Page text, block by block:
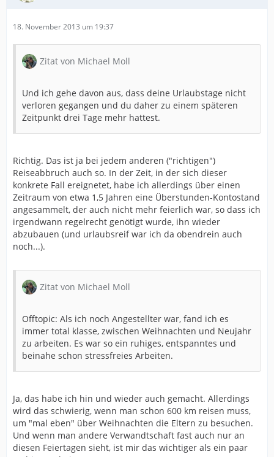
18. November 2013 um 19:37
Zitat von Michael Moll
Und ich gehe davon aus, dass deine Urlaubstage nicht
verloren gegangen und du daher zu einem späteren
Zeitpunkt drei Tage mehr hattest.
Richtig. Das ist ja bei jedem anderen ("richtigen")
Reiseabbruch auch so. In der Zeit, in der sich dieser
konkrete Fall ereignetet, habe ich allerdings über einen
Zeitraum von etwa 1,5 Jahren eine Überstunden-Kontostand
angesammelt, der auch nicht mehr feierlich war, so dass ich
irgendwann regelrecht genötigt wurde, ihn wieder
abzubauen (und urlaubsreif war ich da obendrein auch
noch...).
Zitat von Michael Moll
Offtopic: Als ich noch Angestellter war, fand ich es
immer total klasse, zwischen Weihnachten und Neujahr
zu arbeiten. Es war so ein ruhiges, entspanntes und
beinahe schon stressfreies Arbeiten.
Ja, das habe ich hin und wieder auch gemacht. Allerdings
wird das schwierig, wenn man schon 600 km reisen muss,
um "mal eben" über Weihnachten die Eltern zu besuchen.
Und wenn man andere Verwandtschaft fast auch nur an
diesen Feiertagen sieht, ist mir das wichtiger als ein paar